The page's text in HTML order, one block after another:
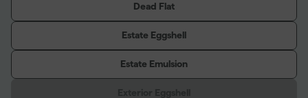
Dead Flat
Estate Eggshell
Estate Emulsion